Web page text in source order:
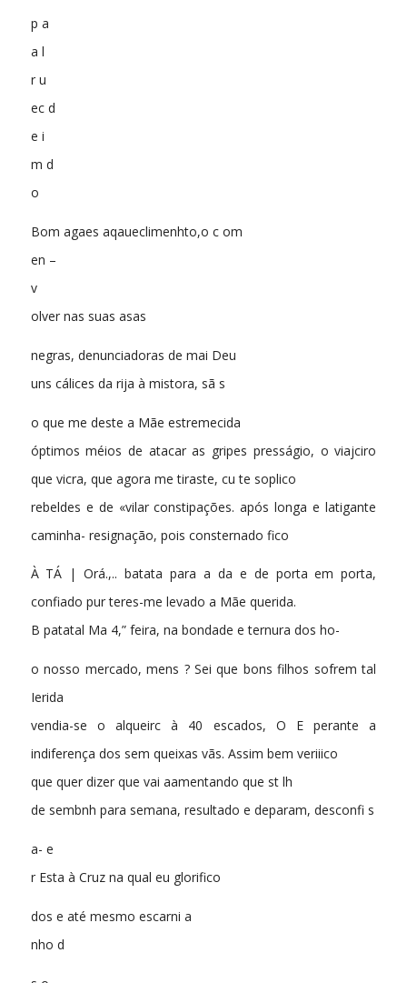
p a
a l
r u
ec d
e i
m d
o
Bom agaes aqaueclimenhto,o c om
en –
v
olver nas suas asas
negras, denunciadoras de mai Deu
uns cálices da rija à mistora, sã s
o que me deste a Mãe estremecida
óptimos méios de atacar as gripes presságio, o viajciro
que vicra, que agora me tiraste, cu te soplico
rebeldes e de «vilar constipações. após longa e latigante
caminha- resignação, pois consternado fico
À TÁ | Orá.,.. batata para a da e de porta em porta,
confiado pur teres-me levado a Mãe querida.
B patatal Ma 4,” feira, na bondade e ternura dos ho-
o nosso mercado, mens ? Sei que bons filhos sofrem tal
Ierida
vendia-se o alqueirc à 40 escados, O E perante a
indiferença dos sem queixas vãs. Assim bem veriiico
que quer dizer que vai aamentando que st lh
de sembnh para semana, resultado e deparam, desconfi s
a- e
r Esta à Cruz na qual eu glorifico
dos e até mesmo escarni a
nho d